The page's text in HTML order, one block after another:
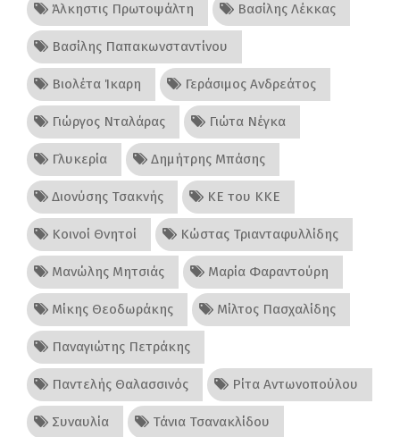
Άλκηστις Πρωτοψάλτη Βασίλης Λέκκας
Βασίλης Παπακωνσταντίνου
Βιολέτα Ίκαρη Γεράσιμος Ανδρεάτος
Γιώργος Νταλάρας Γιώτα Νέγκα
Γλυκερία Δημήτρης Μπάσης
Διονύσης Τσακνής ΚΕ του ΚΚΕ
Κοινοί Θνητοί Κώστας Τριανταφυλλίδης
Μανώλης Μητσιάς Μαρία Φαραντούρη
Μίκης Θεοδωράκης Μίλτος Πασχαλίδης
Παναγιώτης Πετράκης
Παντελής Θαλασσινός Ρίτα Αντωνοπούλου
Συναυλία Τάνια Τσανακλίδου